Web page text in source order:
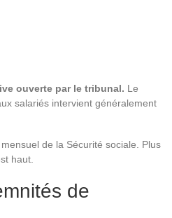
ouverte par le tribunal. Le
salariés intervient généralement
de la Sécurité sociale. Plus
haut.
de